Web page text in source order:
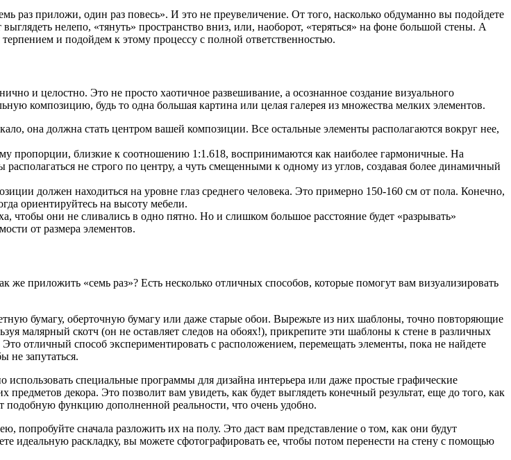
раз приложи, один раз повесь». И это не преувеличение. От того, насколько обдуманно вы подойдете
нелепо, «тянуть» пространство вниз, или, наоборот, «теряться» на фоне большой стены. А
и подойдем к этому процессу с полной ответственностью.
и целостно. Это не просто хаотичное развешивание, а осознанное создание визуального
композицию, будь то одна большая картина или целая галерея из множества мелких элементов.
она должна стать центром вашей композиции. Все остальные элементы располагаются вокруг нее,
пропорции, близкие к соотношению 1:1.618, воспринимаются как наиболее гармоничные. На
не строго по центру, а чуть смещенными к одному из углов, создавая более динамичный
должен находиться на уровне глаз среднего человека. Это примерно 150-160 см от пола. Конечно,
ориентируйтесь на высоту мебели.
чтобы они не сливались в одно пятно. Но и слишком большое расстояние будет «разрывать»
от размера элементов.
приложить «семь раз»? Есть несколько отличных способов, которые помогут вам визуализировать
бумагу, оберточную бумагу или даже старые обои. Вырежьте из них шаблоны, точно повторяющие
малярный скотч (он не оставляет следов на обоях!), прикрепите эти шаблоны к стене в различных
отличный способ экспериментировать с расположением, перемещать элементы, пока не найдете
не запутаться.
специальные программы для дизайна интерьера или даже простые графические
декора. Это позволит вам увидеть, как будет выглядеть конечный результат, еще до того, как
подобную функцию дополненной реальности, что очень удобно.
попробуйте сначала разложить их на полу. Это даст вам представление о том, как они будут
идеальную раскладку, вы можете сфотографировать ее, чтобы потом перенести на стену с помощью